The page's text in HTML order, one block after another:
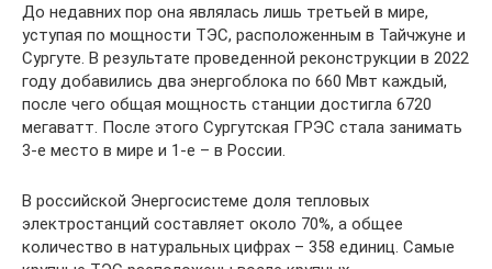
До недавних пор она являлась лишь третьей в мире,
уступая по мощности ТЭС, расположенным в Тайчжуне и
Сургуте. В результате проведенной реконструкции в 2022
году добавились два энергоблока по 660 Мвт каждый,
после чего общая мощность станции достигла 6720
мегаватт. После этого Сургутская ГРЭС стала занимать
3-е место в мире и 1-е – в России.
В российской Энергосистеме доля тепловых
электростанций составляет около 70%, а общее
количество в натуральных цифрах – 358 единиц. Самые